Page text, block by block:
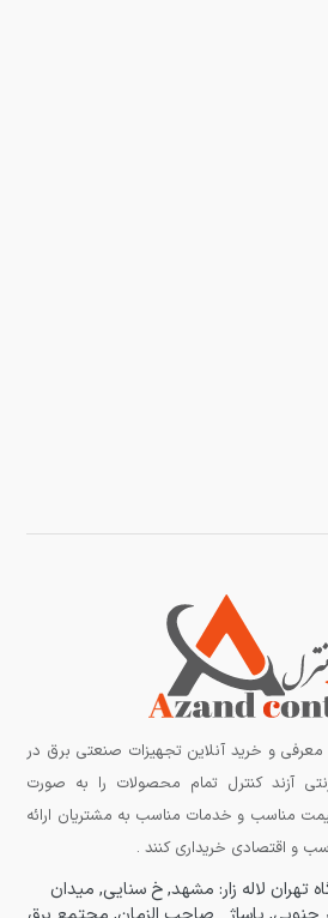
و خرید آنلاین تجهیزات صنعتی برق در
آزند کنترل تمام محصولات را به صورت
مناسب و خدمات مناسب به مشتریان ارائه
و اقتصادی خریداری کنند .
تهران لاله زار: مشهد, خ سنایی, میدان